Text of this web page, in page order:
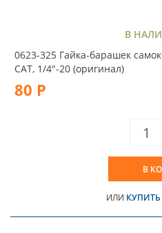
В
0623-325 Гайка-барашек
CAT, 1/4"-20 (оригинал)
80 Р
В
ИЛИ КУПИТЬ